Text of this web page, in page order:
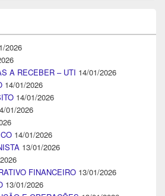
2026
A RECEBER – UTI 14/01/2026
14/01/2026
14/01/2026
01/2026
14/01/2026
13/01/2026
FINANCEIRO 13/01/2026
13/01/2026